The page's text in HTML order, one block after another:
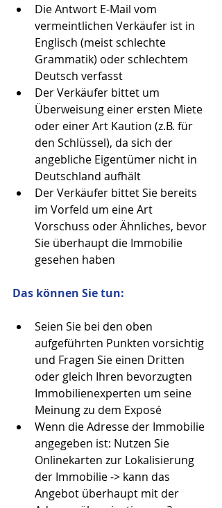
Die Antwort E-Mail vom
vermeintlichen Verkäufer ist in
Englisch (meist schlechte
Grammatik) oder schlechtem
Deutsch verfasst
Der Verkäufer bittet um
Überweisung einer ersten Miete
oder einer Art Kaution (z.B. für
den Schlüssel), da sich der
angebliche Eigentümer nicht in
Deutschland aufhält
Der Verkäufer bittet Sie bereits
im Vorfeld um eine Art
Vorschuss oder Ähnliches, bevor
Sie überhaupt die Immobilie
gesehen haben
Das können Sie tun:
Seien Sie bei den oben
aufgeführten Punkten vorsichtig
und Fragen Sie einen Dritten
oder gleich Ihren bevorzugten
Immobilienexperten um seine
Meinung zu dem Exposé
Wenn die Adresse der Immobilie
angegeben ist: Nutzen Sie
Onlinekarten zur Lokalisierung
der Immobilie -> kann das
Angebot überhaupt mit der